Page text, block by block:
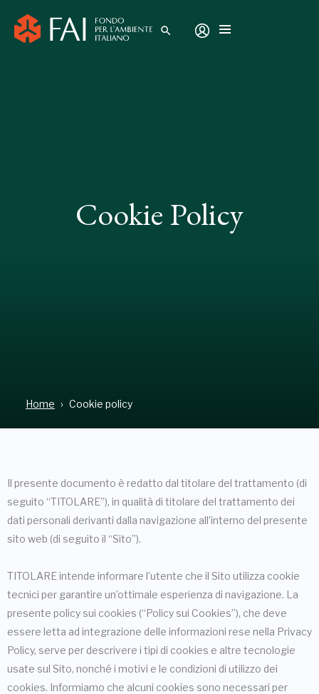
search
Cookie Policy
Home Cookie policy
Il presente documento è redatto dal titolare del trattamento (di
seguito “TITOLARE”), in qualità di titolare del trattamento dei
dati personali derivanti dalla navigazione all’interno del presente
sito web (di seguito il “Sito”).
TITOLARE intende informare l’utente che il Sito utilizza cookie
tecnici per garantire un’ottimale esperienza di navigazione. La
presente policy sui cookies (“Policy sui Cookies”), che deve
essere letta ad integrazione delle informazioni rese nella Privacy
Policy, serve per descrivere i tipi di cookies e altre tecnologie
usate sul Sito, nonché i motivi e le condizioni di utilizzo dei
cookies. Informiamo che alcuni cookies sono necessari per